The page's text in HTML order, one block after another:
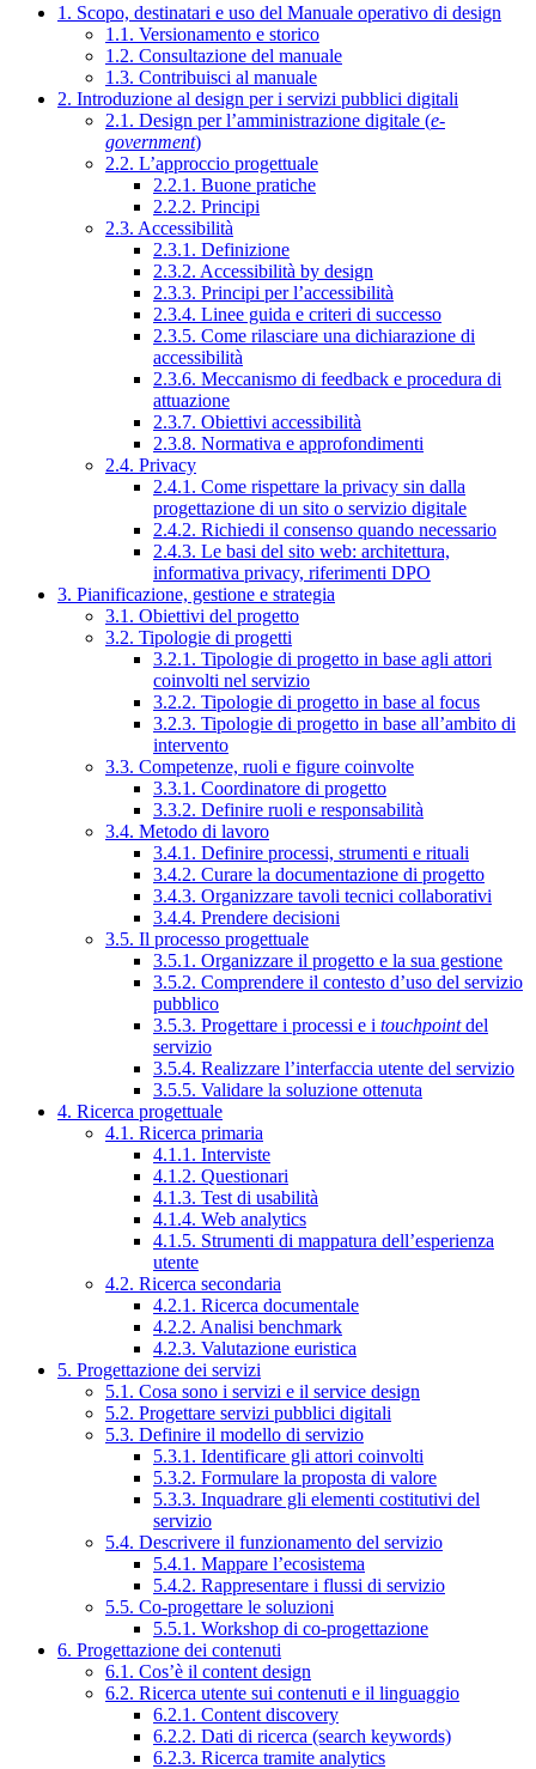
1. Scopo, destinatari e uso del Manuale operativo di design
1.1. Versionamento e storico
1.2. Consultazione del manuale
1.3. Contribuisci al manuale
2. Introduzione al design per i servizi pubblici digitali
2.1. Design per l’amministrazione digitale (e-
government)
2.2. L’approccio progettuale
2.2.1. Buone pratiche
2.2.2. Principi
2.3. Accessibilità
2.3.1. Definizione
2.3.2. Accessibilità by design
2.3.3. Principi per l’accessibilità
2.3.4. Linee guida e criteri di successo
2.3.5. Come rilasciare una dichiarazione di
accessibilità
2.3.6. Meccanismo di feedback e procedura di
attuazione
2.3.7. Obiettivi accessibilità
2.3.8. Normativa e approfondimenti
2.4. Privacy
2.4.1. Come rispettare la privacy sin dalla
progettazione di un sito o servizio digitale
2.4.2. Richiedi il consenso quando necessario
2.4.3. Le basi del sito web: architettura,
informativa privacy, riferimenti DPO
3. Pianificazione, gestione e strategia
3.1. Obiettivi del progetto
3.2. Tipologie di progetti
3.2.1. Tipologie di progetto in base agli attori
coinvolti nel servizio
3.2.2. Tipologie di progetto in base al focus
3.2.3. Tipologie di progetto in base all’ambito di
intervento
3.3. Competenze, ruoli e figure coinvolte
3.3.1. Coordinatore di progetto
3.3.2. Definire ruoli e responsabilità
3.4. Metodo di lavoro
3.4.1. Definire processi, strumenti e rituali
3.4.2. Curare la documentazione di progetto
3.4.3. Organizzare tavoli tecnici collaborativi
3.4.4. Prendere decisioni
3.5. Il processo progettuale
3.5.1. Organizzare il progetto e la sua gestione
3.5.2. Comprendere il contesto d’uso del servizio
pubblico
3.5.3. Progettare i processi e i touchpointdel
servizio
3.5.4. Realizzare l’interfaccia utente del servizio
3.5.5. Validare la soluzione ottenuta
4. Ricerca progettuale
4.1. Ricerca primaria
4.1.1. Interviste
4.1.2. Questionari
4.1.3. Test di usabilità
4.1.4. Web analytics
4.1.5. Strumenti di mappatura dell’esperienza
utente
4.2. Ricerca secondaria
4.2.1. Ricerca documentale
4.2.2. Analisi benchmark
4.2.3. Valutazione euristica
5. Progettazione dei servizi
5.1. Cosa sono i servizi e il service design
5.2. Progettare servizi pubblici digitali
5.3. Definire il modello di servizio
5.3.1. Identificare gli attori coinvolti
5.3.2. Formulare la proposta di valore
5.3.3. Inquadrare gli elementi costitutivi del
servizio
5.4. Descrivere il funzionamento del servizio
5.4.1. Mappare l’ecosistema
5.4.2. Rappresentare i flussi di servizio
5.5. Co-progettare le soluzioni
5.5.1. Workshop di co-progettazione
6. Progettazione dei contenuti
6.1. Cos’è il content design
6.2. Ricerca utente sui contenuti e il linguaggio
6.2.1. Content discovery
6.2.2. Dati di ricerca (search keywords)
6.2.3. Ricerca tramite analytics